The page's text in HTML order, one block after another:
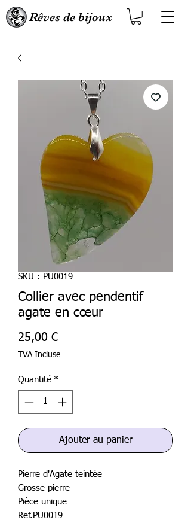
Rêves de bijoux
SKU : PU0019
Collier avec pendentif
agate en cœur
25,00 €Prix
TVA Incluse
Quantité *
Ajouter au panier
Pierre d'Agate teintée
Grosse pierre
Pièce unique
Ref.PU0019